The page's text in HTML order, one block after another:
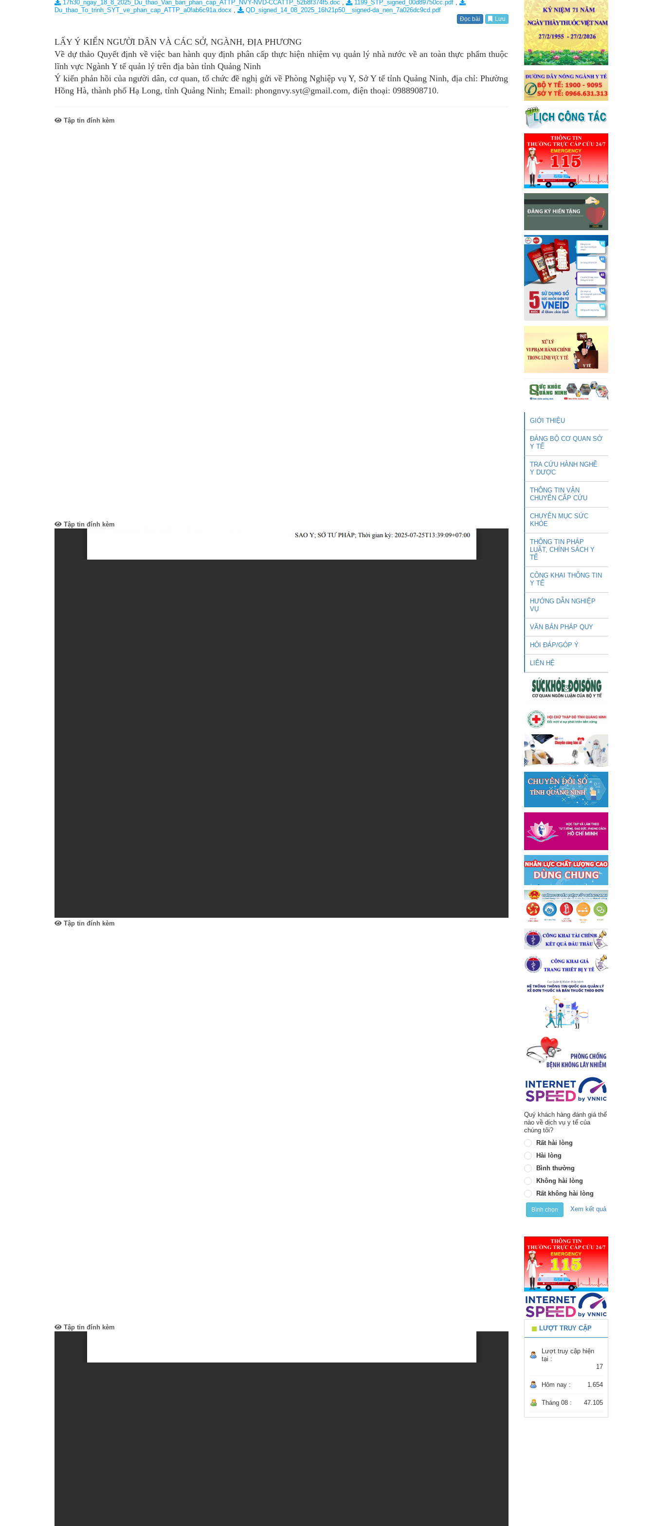
Nghiệp vụ Y
Kế hoạch tài chính
Phòng Dân số và Phát triển
Phòng Bảo trợ xã hội và Trẻ em
SƠ ĐỒ TỔ CHỨC BỘ MÁY
QUY CHẾ LÀM VIỆC SỞ Y TẾ
Bảo hiểm Y tế
An toàn vệ sinh thực phẩm
Dược và Mỹ phẩm
Hiên mô, tạng
17h30_ngay_18_8_2025_Du_thao_Van_ban_phan_cap_ATTP_NVY-NVD-CCATTP_52b8f374f5.doc 1199_STP_signed_00d89750cc.pdf
Du_thao_To_trinh_SYT_ve_phan_cap_ATTP_a0fab6c91a.docx
QD_signed_14_08_2025_16h21p50__signed-da_nen_7a026dc9cd.pdf
Đọc bài Lưu
LẤY Ý KIẾN NGƯỜI DÂN VÀ CÁC SỞ, NGÀNH, ĐỊA PHƯƠNG
Về dự thảo Quyết định về việc ban hành quy định phân cấp thực hiện nhiệm vụ quản lý nhà nước về an toàn thực phẩm thuộc
lĩnh vực Ngành Y tế quản lý trên địa bàn tỉnh Quảng Ninh
Ý kiến phản hồi của người dân, cơ quan, tổ chức đề nghị gửi về Phòng Nghiệp vụ Y, Sở Y tế tỉnh Quảng Ninh, địa chỉ: Phường
Hồng Hà, thành phố Hạ Long, tỉnh Quảng Ninh; Email: phongnvy.syt@gmail.com, điện thoại: 0988908710.
Tập tin đính kèm
Tập tin đính kèm
Tập tin đính kèm
Tập tin đính kèm
GIỚI THIỆU
ĐẢNG BỘ CƠ QUAN SỞ
Y TẾ
TRA CỨU HÀNH NGHỀ
Y DƯỢC
THÔNG TIN VẬN
CHUYỂN CẤP CỨU
CHUYÊN MỤC SỨC
KHỎE
THÔNG TIN PHÁP
LUẬT, CHÍNH SÁCH Y
TẾ
CÔNG KHAI THÔNG TIN
Y TẾ
HƯỚNG DẪN NGHIỆP
VỤ
VĂN BẢN PHÁP QUY
HỎI ĐÁP/GÓP Ý
LIÊN HỆ
Quý khách hàng đánh giá thế
nào về dịch vụ y tế của
chúng tôi?
Rất hài lòng
Hài lòng
Bình thường
Không hài lòng
Rất không hài lòng
Bình chọn Xem kết quả
LƯỢT TRUY CẬP
Lượt truy cập hiện
tại :
17
Hôm nay : 1.654
Tháng 08 : 47.105